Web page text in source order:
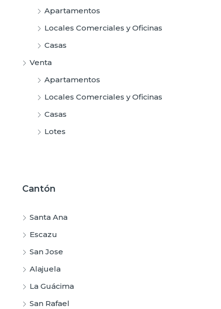
Apartamentos
Locales Comerciales y Oficinas
Casas
Venta
Apartamentos
Locales Comerciales y Oficinas
Casas
Lotes
Cantón
Santa Ana
Escazu
San Jose
Alajuela
La Guácima
San Rafael